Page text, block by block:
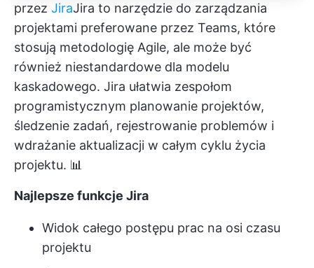
przez JiraJira to narzędzie do zarządzania
projektami preferowane przez Teams, które
stosują metodologię Agile, ale może być
również niestandardowe dla modelu
kaskadowego. Jira ułatwia zespołom
programistycznym planowanie projektów,
śledzenie zadań, rejestrowanie problemów i
wdrażanie aktualizacji w całym cyklu życia
projektu. 📊
Najlepsze funkcje Jira
Widok całego postępu prac na osi czasu
projektu